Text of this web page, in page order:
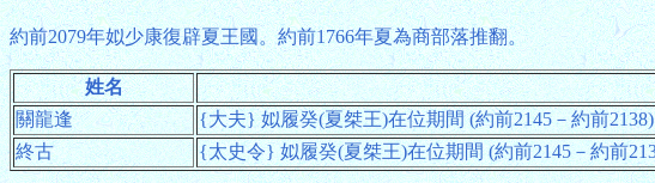
約前2079年姒少康復辟夏王國。約前1766年夏為商部落推翻。
姓名
關龍逢
{大夫} 姒履癸(夏桀王)在位期間 (約前2145－約前2138)
終古
{太史令} 姒履癸(夏桀王)在位期間 (約前2145－約前